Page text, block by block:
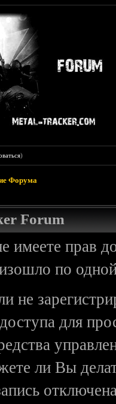
)
Форума
Forum
имеете прав
по
не
для
ли Вы